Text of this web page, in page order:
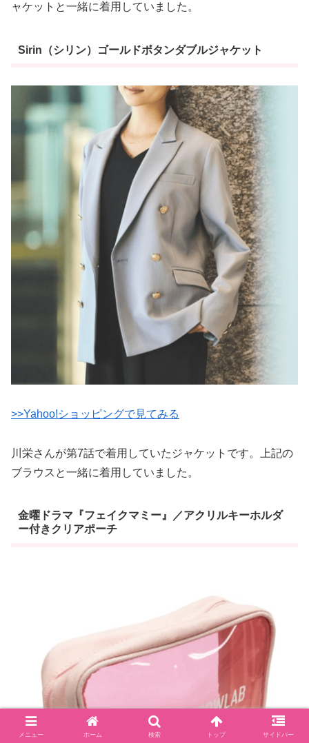
ャケットと一緒に着用していました。
Sirin（シリン）ゴールドボタンダブルジャケット
>>Yahoo!ショッピングで見てみる
川栄さんが第7話で着用していたジャケットです。上記の
ブラウスと一緒に着用していました。
金曜ドラマ『フェイクマミー』／アクリルキーホルダ
ー付きクリアポーチ
メニュー ホーム 検索 トップ サイドバー